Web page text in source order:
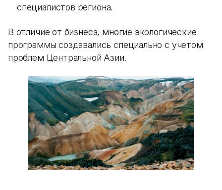
специалистов региона.
В отличие от бизнеса, многие экологические
программы создавались специально с учетом
проблем Центральной Азии.